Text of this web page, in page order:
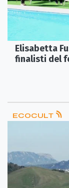
Elisabetta
finalisti del
ECOCULT